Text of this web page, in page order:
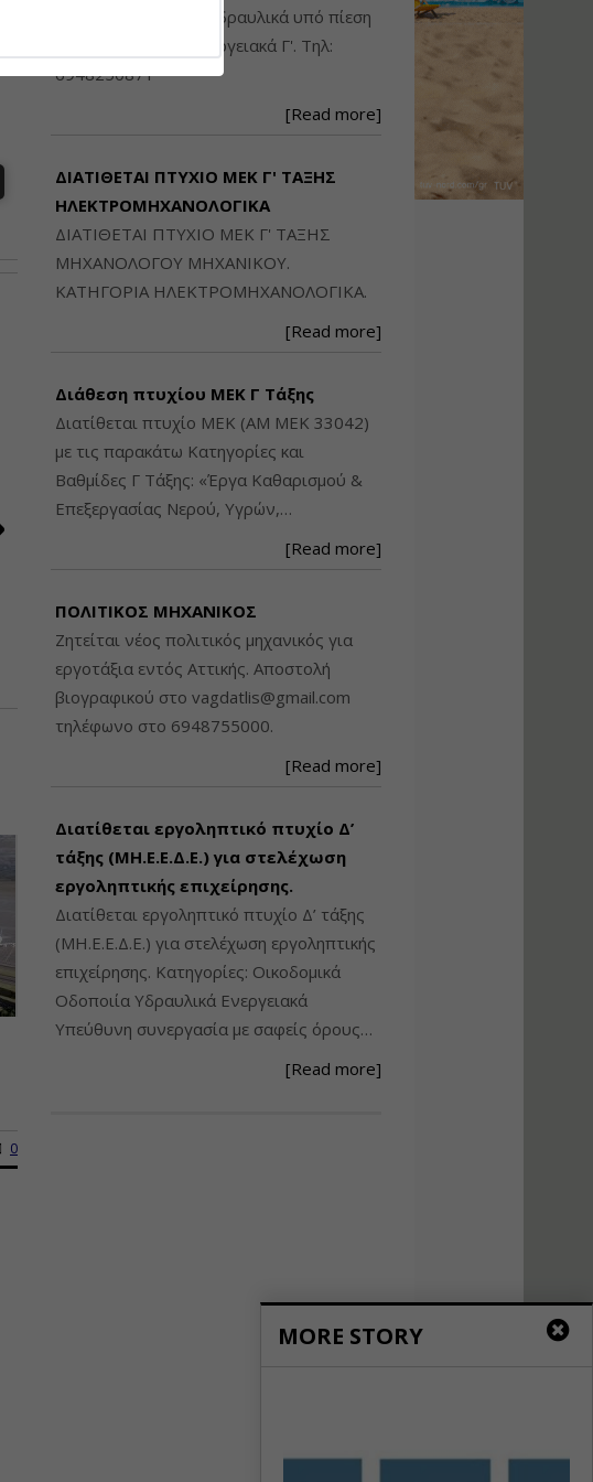
0
Μηχανικού: Η/Μ Γ', Υδραυλικά υπό πίεση
Β', Βιομηχανικά - Ενεργειακά Γ'. Τηλ:
6948250871
[Read more]
ΔΙΑΤΙΘΕΤΑΙ ΠΤΥΧΙΟ ΜΕΚ Γ' ΤΑΞΗΣ
ΗΛΕΚΤΡΟΜΗΧΑΝΟΛΟΓΙΚΑ
ΔΙΑΤΙΘΕΤΑΙ ΠΤΥΧΙΟ ΜΕΚ Γ' ΤΑΞΗΣ
ΜΗΧΑΝΟΛΟΓΟΥ ΜΗΧΑΝΙΚΟΥ.
ΚΑΤΗΓΟΡΙΑ ΗΛΕΚΤΡΟΜΗΧΑΝΟΛΟΓΙΚΑ.
[Read more]
Διάθεση πτυχίου ΜΕΚ Γ Τάξης
Διατίθεται πτυχίο ΜΕΚ (ΑΜ ΜΕΚ 33042)
με τις παρακάτω Κατηγορίες και
Βαθμίδες Γ Τάξης: «Έργα Καθαρισμού &
Επεξεργασίας Νερού, Υγρών,…
[Read more]
ΠΟΛΙΤΙΚΟΣ ΜΗΧΑΝΙΚΟΣ
Ζητείται νέος πολιτικός μηχανικός για
εργοτάξια εντός Αττικής. Αποστολή
βιογραφικού στο vagdatlis@gmail.com
τηλέφωνο στο 6948755000.
[Read more]
Διατίθεται εργοληπτικό πτυχίο Δ’
τάξης (ΜΗ.Ε.Ε.Δ.Ε.) για στελέχωση
εργοληπτικής επιχείρησης.
Διατίθεται εργοληπτικό πτυχίο Δ’ τάξης
(ΜΗ.Ε.Ε.Δ.Ε.) για στελέχωση εργοληπτικής
επιχείρησης. Κατηγορίες: Οικοδομικά
Οδοποιία Υδραυλικά Ενεργειακά
Υπεύθυνη συνεργασία με σαφείς όρους…
[Read more]
MORE STORY
Ταυτότητα Κτιρίου/
Διηρημένης
ιδιοκτησίας – Θεωρία
και Πράξη (2024)
Αναστασία Μητρακάκη
Πολεοδομικού
Σχεδιασμού Εντός
Ορίων Πόλεων και
Οικισμών και Εκτός
Εισηγήτρια:
Τιμή από: €145.00
Διάρκεια: 8 ώρες
τεχνολογίας
φωτισμού LED και
Εισηγητής:Στέφανος Τουλόγλου
Τιμή από: €190.00
Διάρκεια: 12 ώρες
Εκπόνηση Τοπικών και
Εισηγητής:
Τιμή από: €130.00
Διάρκεια: 6 ώρες
Επίβλεψη Δημοσίων
Έργων με τον
Ν.4782/2021
φωτοβολταϊκών
συστημάτων για
Διάρκεια: 16 ώρες